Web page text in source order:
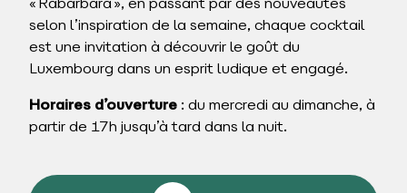
« Rabarbara », en passant par des nouveautés
selon l’inspiration de la semaine, chaque cocktail
est une invitation à découvrir le goût du
Luxembourg dans un esprit ludique et engagé.
Horaires d’ouverture : du mercredi au dimanche, à
partir de 17h jusqu’à tard dans la nuit.